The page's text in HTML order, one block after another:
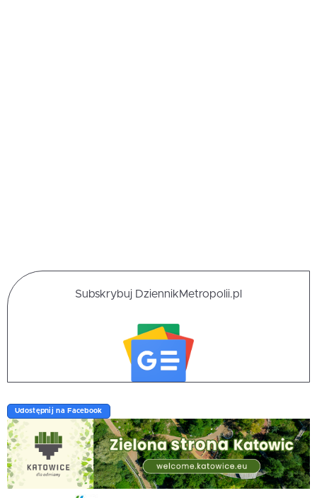
Subskrybuj DziennikMetropolii.pl
Udostępnij na Facebook